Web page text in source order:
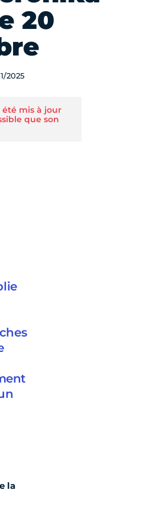
20
2025
mis à jour
que son
la